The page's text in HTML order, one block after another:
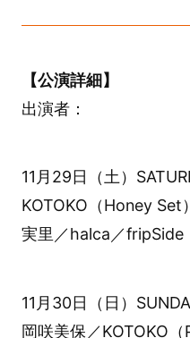
【公演詳細】
出演者：
11月29日（土）
KOTOKO（Honey
実里／halca／fripSide
11月30日（日）
岡咲美保／KOTOKO